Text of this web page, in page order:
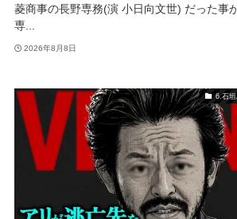
菱商事の長野専務(演 小日向文世) だった事
専...
2026年8月8日
6.石